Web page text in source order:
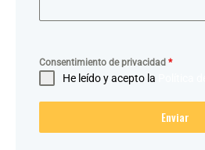
Consentimiento de privacidad *
He leído y acepto la
Enviar